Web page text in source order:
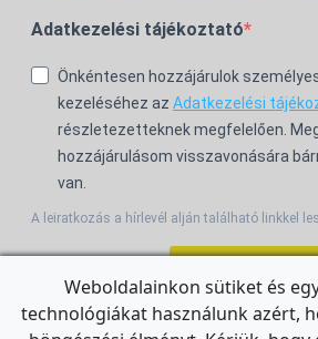
Adatkezelési tájékoztató
Önkéntesen hozzájárulok
kezeléséhez az Adatkezelési
részletezetteknek megfelelően.
hozzájárulásom visszavonására
van.
A leiratkozás a hírlevél alján található linkkel
For the English Newsletter, click
Weboldalainkon sütiket és
technológiákat használunk azért,